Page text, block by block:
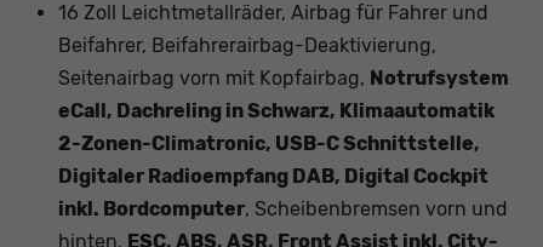
16 Zoll Leichtmetallräder, Airbag für Fahrer und
Beifahrer, Beifahrerairbag-Deaktivierung,
Seitenairbag vorn mit Kopfairbag, Notrufsystem
eCall, Dachreling in Schwarz, Klimaautomatik
2-Zonen-Climatronic, USB-C Schnittstelle,
Digitaler Radioempfang DAB, Digital Cockpit
inkl. Bordcomputer, Scheibenbremsen vorn und
hinten, ESC, ABS, ASR, Front Assist inkl. City-